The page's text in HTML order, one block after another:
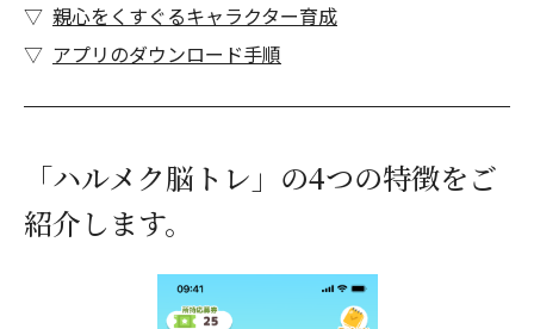
親心をくすぐるキャラクター育成
アプリのダウンロード手順
「ハルメク脳トレ」の4つの特徴をご
紹介します。